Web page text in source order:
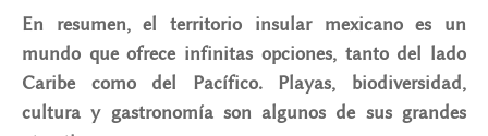
En resumen, el territorio insular mexicano es un
mundo que ofrece infinitas opciones, tanto del lado
Caribe como del Pacífico. Playas, biodiversidad,
cultura y gastronomía son algunos de sus grandes